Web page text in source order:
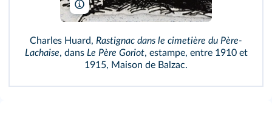
Paris Musées, Maison de Balzac, Dist. RMN‐Grand
Charles Huard, Rastignac dans le cimetière du Père-
Lachaise, dans Le Père Goriot, estampe, entre 1910 et
1915, Maison de Balzac.